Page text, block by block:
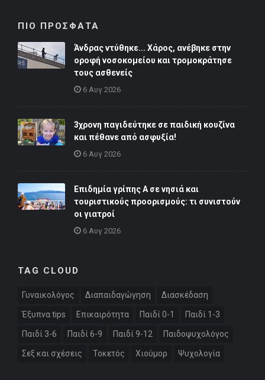
ΠΙΟ ΠΡΟΣΦΑΤΑ
Άνδρας ντύθηκε... Χάρος, ανέβηκε στην
οροφή νοσοκομείου και τρομοκράτησε
τους ασθενείς
6 Αυγ 2026
3χρονη παγιδεύτηκε σε παιδική κουζίνα
και πέθανε από ασφυξία!
6 Αυγ 2026
Επιδημία γρίπης Α σε νησιά και
τουριστικούς προορισμούς: τι συνιστούν
οι γιατροί
6 Αυγ 2026
TAG CLOUD
Γυναικολόγος Διαπαιδαγώγηση Διασκέδαση
Έξυπνα tips Επικαιρότητα Παιδί 0-1 Παιδί 1-3
Παιδί 3-6 Παιδί 6-9 Παιδί 9-12 Παιδοψυχολόγος
Σεξ και σχέσεις Τοκετός Χιούμορ Ψυχολογία